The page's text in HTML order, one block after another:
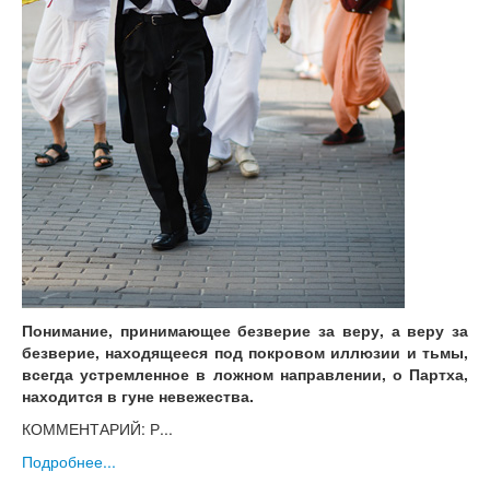
Понимание, принимающее безверие за веру, а веру за
безверие, находящееся под покровом иллюзии и тьмы,
всегда устремленное в ложном направлении, о Партха,
находится в гуне невежества.
КОММЕНТАРИЙ: Р...
Подробнее...